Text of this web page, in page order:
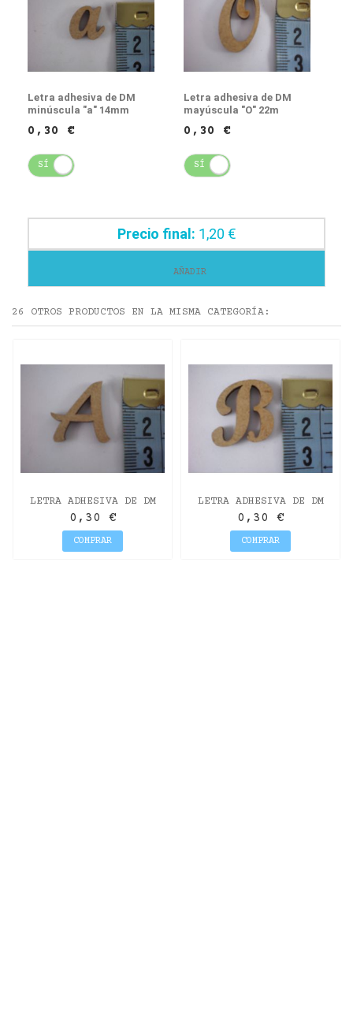
Letra adhesiva de DM
minúscula "a" 14mm
0,30 €
SÍ
Letra adhesiva de DM
mayúscula "O" 22m
0,30 €
SÍ
Precio final: 1,20 €
AÑADIR
26 OTROS PRODUCTOS EN LA MISMA CATEGORÍA:
LETRA ADHESIVA DE DM
MAYÚSCULA "A" 22MM
0,30 €
COMPRAR
LETRA ADHESIVA DE DM
MAYÚSCULA "B" 22MM
0,30 €
COMPRAR